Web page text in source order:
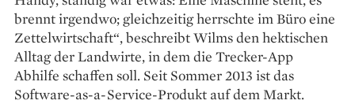
brennt irgendwo; gleichzeitig herrschte im Büro eine
Zettelwirtschaft“, beschreibt Wilms den hektischen
Alltag der Landwirte, in dem die Trecker-App
Abhilfe schaffen soll. Seit Sommer 2013 ist das
Software-as-a-Service-Produkt auf dem Markt.